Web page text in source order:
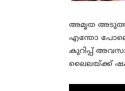
അമൃത
എന്തോ
കുറിപ്പ്
ലൈലയ്ക്ക്